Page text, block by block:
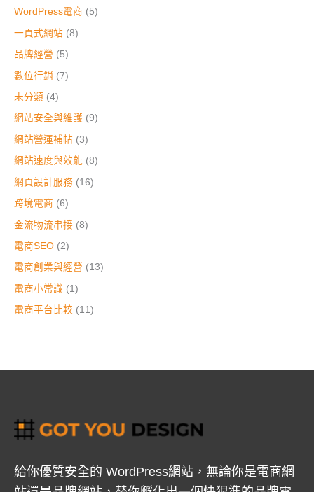
WordPress電商 (5)
一頁式網站 (8)
品牌經營 (5)
數位行銷 (7)
未分類 (4)
網站安全與維護 (9)
網站營運補帖 (3)
網站速度與效能 (8)
網頁設計服務 (16)
跨境電商 (6)
金流物流串接 (8)
電商SEO (2)
電商創業與經營 (13)
電商小常識 (1)
電商平台比較 (11)
給你優質安全的 WordPress網站，無論你是電商網